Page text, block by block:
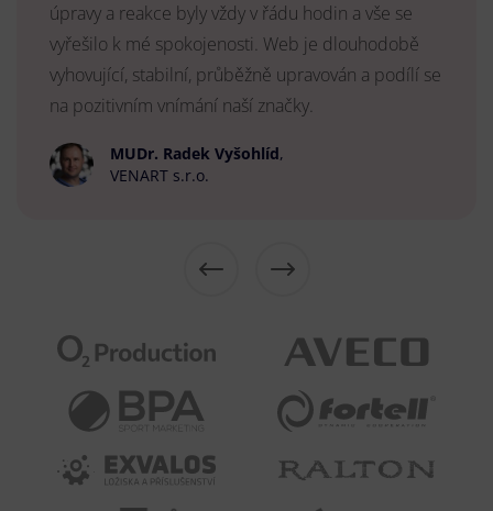
úpravy a reakce byly vždy v řádu hodin a vše se
vyřešilo k mé spokojenosti. Web je dlouhodobě
vyhovující, stabilní, průběžně upravován a podílí se
na pozitivním vnímání naší značky.
MUDr. Radek Vyšohlíd,
VENART s.r.o.